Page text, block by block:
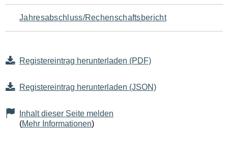
Jahresabschluss/Rechenschaftsbericht
Registereintrag herunterladen (PDF)
Registereintrag herunterladen (JSON)
Inhalt dieser Seite melden
(Mehr Informationen)